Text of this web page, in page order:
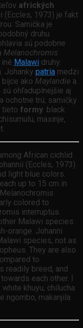
afrických
(Eccles, 1973) je fakt
Samička je
druhu
sú podobne
Melanochromis
Malawi druhy.
Johanky patria medzi
ako Maylandie a
ohľaduplnejšie aj
ochotne trú, samičky
tieto formy: black
masinje,
African cichlid
(Eccles, 1973)
light blue colors.
up to 15 cm in
colored to
interruptus.
Malawi species.
orange. Johanni
species, not as
They are also
to
readily breed, and
each other. I
khuyu, chilucha
ngombo, makanjila